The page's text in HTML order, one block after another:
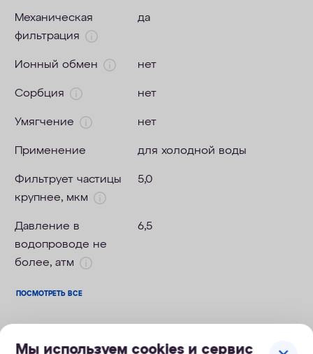
Механическая
фильтрация
да
Ионный обмен нет
Сорбция нет
Умягчение нет
Применение для холодной воды
Фильтрует частицы
крупнее, мкм
5,0
Давление в
водопроводе не
более, атм
6,5
ПОСМОТРЕТЬ ВСЕ
Мы используем cookies и сервис